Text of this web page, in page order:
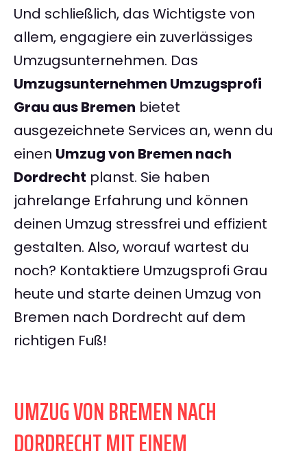
Und schließlich, das Wichtigste von
allem, engagiere ein zuverlässiges
Umzugsunternehmen. Das
Umzugsunternehmen Umzugsprofi
Grau aus Bremen bietet
ausgezeichnete Services an, wenn du
einen Umzug von Bremen nach
Dordrecht planst. Sie haben
jahrelange Erfahrung und können
deinen Umzug stressfrei und effizient
gestalten. Also, worauf wartest du
noch? Kontaktiere Umzugsprofi Grau
heute und starte deinen Umzug von
Bremen nach Dordrecht auf dem
richtigen Fuß!
UMZUG VON BREMEN NACH